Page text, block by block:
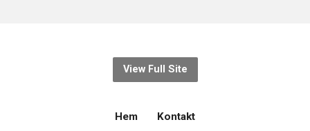
View Full Site
Hem Kontakt